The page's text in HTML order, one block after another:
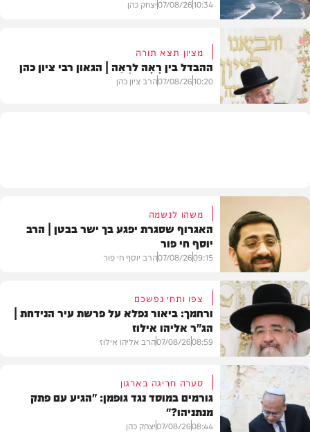
בעולם
10:34
07/08/26יצחק כהן
מציון תצא תורה
ההבדל בין רָאָה לרְאֵה | הגאון רבי ציון כהן
10:20
07/08/26הרב ציון כהן
וידאו
משהו לנשמה
האגרוף שסגרת יפגע בך ישר בבטן | הרב
יוסף חי פור
09:15
07/08/26הרב יוסף חי פור
וידאו
צפו ותחי נפשכם
ורחמך: ביאור נפלא על פרשת עיר הנידחת |
הג"ר אליהו אילוז
08:59
07/08/26הרב אליהו אילוז
סערה חריגה בארגון
גורמים במוסד נגד גופמן: "הגיע עם פתק
מנתניהו?"
08:44
07/08/26יצחק כהן